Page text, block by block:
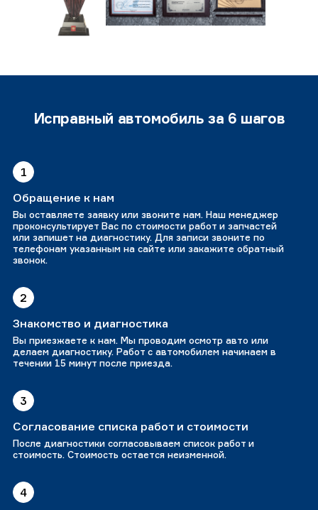
Исправный автомобиль за 6 шагов
1
Обращение к нам
Вы оставляете заявку или звоните нам. Наш менеджер
проконсультирует Вас по стоимости работ и запчастей
или запишет на диагностику. Для записи звоните по
телефонам указанным на сайте или закажите обратный
звонок.
2
Знакомство и диагностика
Вы приезжаете к нам. Мы проводим осмотр авто или
делаем диагностику. Работ с автомобилем начинаем в
течении 15 минут после приезда.
3
Согласование списка работ и стоимости
После диагностики согласовываем список работ и
стоимость. Стоимость остается неизменной.
4